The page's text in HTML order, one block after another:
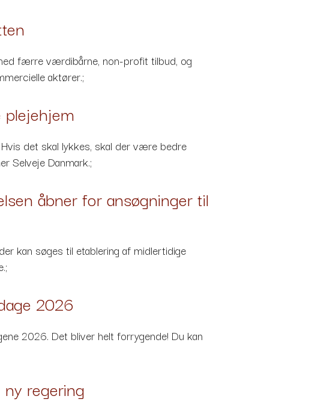
færre værdibårne, non-profit tilbud, og
aktører.;
det skal lykkes, skal der være bedre
Selveje Danmark.;
åbner for ansøgninger til
kan søges til etablering af midlertidige
2026
2026. Det bliver helt forrygende! Du kan
regering